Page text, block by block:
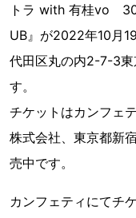
トラ with 有桂vo
UB』が2022年10月
代田区丸の内2-7-3東
す。
チケットはカンフェ
株式会社、東京都新
売中です。
カンフェティにてチ